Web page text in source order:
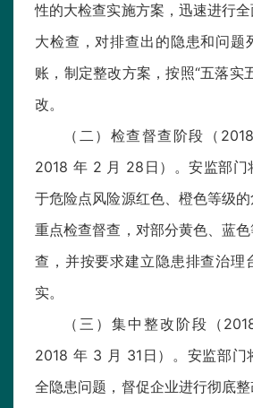
性的大检查实施方案，迅速进行
大检查，对排查出的隐患和问题
账，制定整改方案，按照“五落实
改。
（二）检查督查阶段（
2018 年 2 月 28日）。安监部门
于危险点风险源红色、橙色等级
重点检查督查，对部分黄色、蓝
查，并按要求建立隐患排查治理
实。
（三）集中整改阶段（
2018 年 3 月 31日）。安监部门
全隐患问题，督促企业进行彻底